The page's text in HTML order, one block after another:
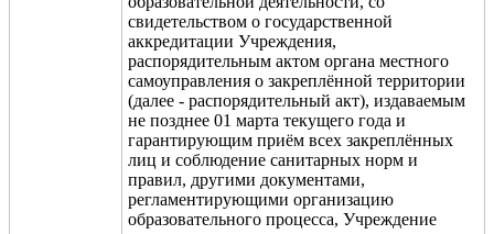
свидетельством о государственной
аккредитации Учреждения,
распорядительным актом органа местного
самоуправления о закреплённой территории
(далее - распорядительный акт), издаваемым
не позднее 01 марта текущего года и
гарантирующим приём всех закреплённых
лиц и соблюдение санитарных норм и
правил, другими документами,
регламентирующими организацию
образовательного процесса, Учреждение